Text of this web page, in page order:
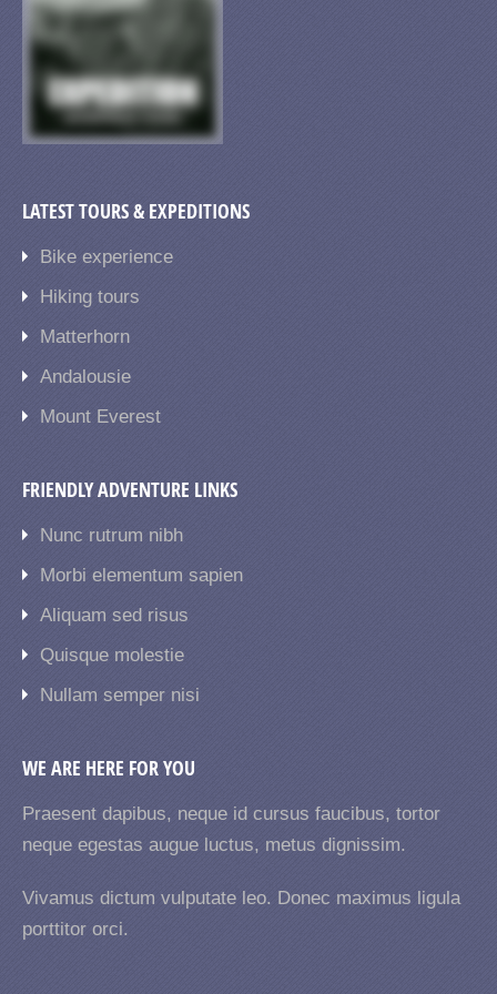
LATEST TOURS & EXPEDITIONS
Bike experience
Hiking tours
Matterhorn
Andalousie
Mount Everest
FRIENDLY ADVENTURE LINKS
Nunc rutrum nibh
Morbi elementum sapien
Aliquam sed risus
Quisque molestie
Nullam semper nisi
WE ARE HERE FOR YOU
Praesent dapibus, neque id cursus faucibus, tortor
neque egestas augue luctus, metus dignissim.
Vivamus dictum vulputate leo. Donec maximus ligula
porttitor orci.